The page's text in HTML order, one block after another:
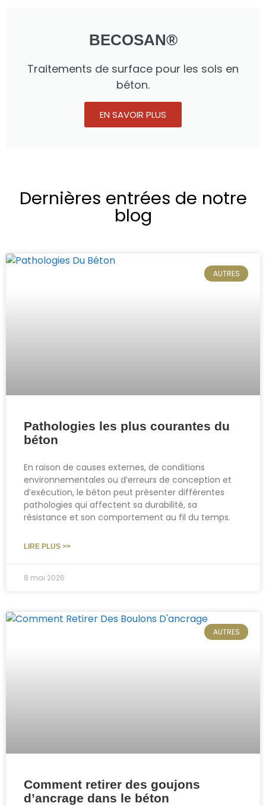
BECOSAN®
Traitements de surface pour les sols en
béton.
EN SAVOIR PLUS
Dernières entrées de notre
blog
AUTRES
Pathologies les plus courantes du
béton
En raison de causes externes, de conditions
environnementales ou d’erreurs de conception et
d’exécution, le béton peut présenter différentes
pathologies qui affectent sa durabilité, sa
résistance et son comportement au fil du temps.
LIRE PLUS >>
8 mai 2026
AUTRES
Comment retirer des goujons
d’ancrage dans le béton